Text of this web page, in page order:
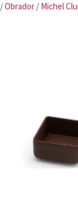
/Obrador / Michel